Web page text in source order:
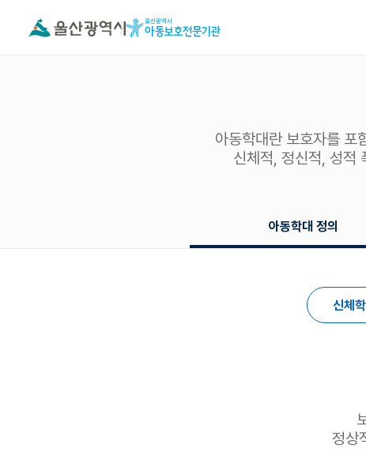
아동학대란 보호자를 포
신체적, 정신적, 성적
아동학대 정의
신체
정상